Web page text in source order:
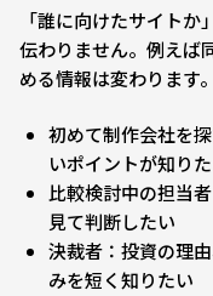
「誰に向けたサイト
伝わりません。例えば
める情報は変わります。
初めて制作会社を
いポイントが知り
比較検討中の担当
見て判断したい
決裁者：投資の理
みを短く知りたい